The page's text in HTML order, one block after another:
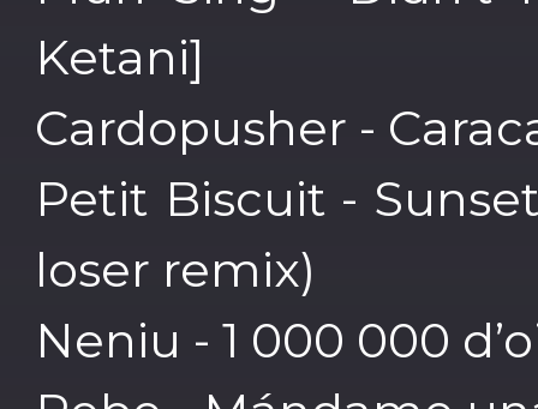
Ketani]
Cardopusher -
Petit Biscuit -
loser remix)
Neniu - 1 000 000